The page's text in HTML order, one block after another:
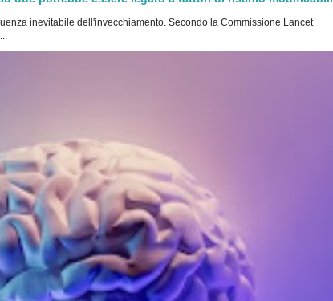
inevitabile dell'invecchiamento. Secondo la Commissione Lancet